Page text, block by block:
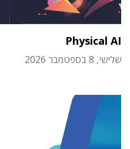
Physical AI
שלישי, 8 בספטמבר 2026